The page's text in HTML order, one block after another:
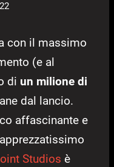
con il massimo
(e al
di un milione di
dal lancio.
affascinante e
Studios è